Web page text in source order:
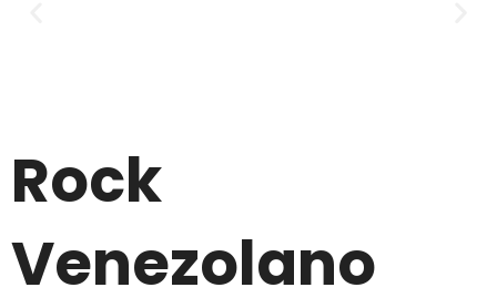
Rock
Venezolano